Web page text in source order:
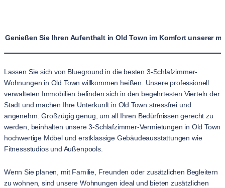
Genießen Sie Ihren Aufenthalt in Old Town im Komfort unserer
Lassen Sie sich von Blueground in die besten 3-Schlafzimmer-
Wohnungen in Old Town willkommen heißen. Unsere professionell
verwalteten Immobilien befinden sich in den begehrtesten Vierteln der
Stadt und machen Ihre Unterkunft in Old Town stressfrei und
angenehm. Großzügig genug, um all Ihren Bedürfnissen gerecht zu
werden, beinhalten unsere 3-Schlafzimmer-Vermietungen in Old Town
hochwertige Möbel und erstklassige Gebäudeausstattungen wie
Fitnessstudios und Außenpools.
Wenn Sie planen, mit Familie, Freunden oder zusätzlichen Begleitern
zu wohnen, sind unsere Wohnungen ideal und bieten zusätzlichen